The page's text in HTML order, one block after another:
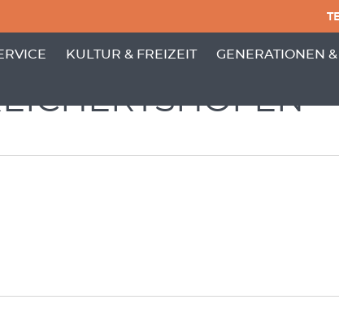
VON 'GEMEINDE'
UNTERPUNKTE VON 'BÜRGERSERVICE'
KULTUR & FREIZEIT GENERATIONEN